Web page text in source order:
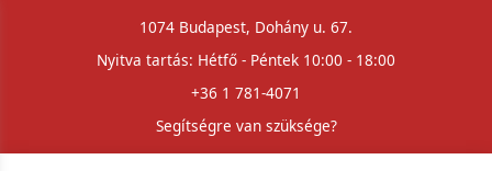
1074 Budapest, Dohány u. 67.
Nyitva tartás: Hétfő - Péntek 10:00 - 18:00
+36 1 781-4071
Segítségre van szüksége?